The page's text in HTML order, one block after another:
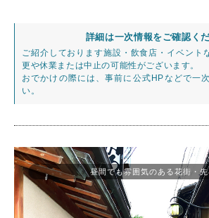
詳細は一次情報をご確認く
ご紹介しております施設・飲食店・イベント
更や休業または中止の可能性がございます。
おでかけの際には、事前に公式HPなどで一
い。
昼間でも雰囲気のある花街・